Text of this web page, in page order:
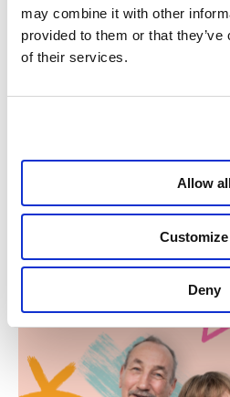
may combine it with other
provided to them or that
of their services.
Allow
Customize
Deny
blijven doorgaan, blijft de EBU
alsof er geen vuiltje aan de
maar één optie: net als
aan de RTBF om geen
niet uit te zenden. Als we
wanneer dan wel?"
Delen